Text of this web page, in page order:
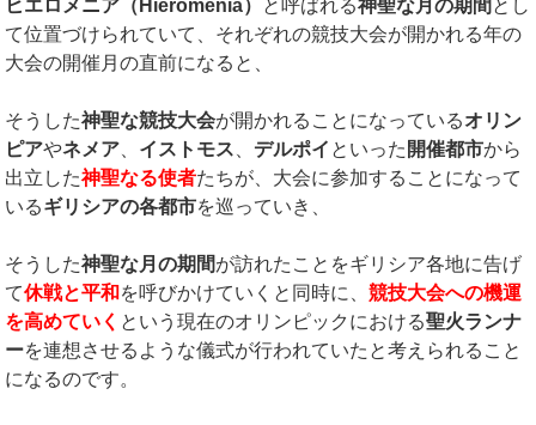
ヒエロメニア（ Hieromenia） と呼ばれる神聖な月の期間 とし
て位置づけられていて、それぞれの競技大会が開かれる年の
大会の開催月の直前になると、
そうした神聖な競技大会が開かれることになっているオリン
ピアやネメア、 イストモス、 デルポイ といった 開催都市から
出立した神聖なる使者たちが、大会に参加することになって
いるギリシアの各都市を巡っていき、
そうした神聖な月の期間が訪れたことをギリシア各地に告げ
て休戦と平和 を呼びかけていくと同時に、競技大会への機運
を高めていく という現在のオリンピックにおける聖火ランナ
ーを連想させるような儀式が行われていたと考えられること
になるのです。